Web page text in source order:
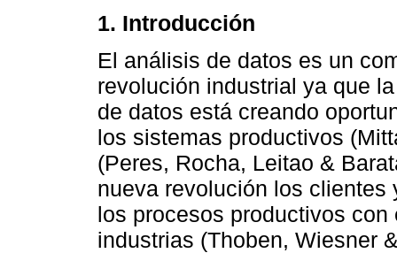
1. Introducción
El análisis de datos es un
revolución industrial ya que
de datos está creando
los sistemas productivos
(Peres, Rocha, Leitao &
nueva revolución los
los procesos productivos
industrias (Thoben, Wiesner